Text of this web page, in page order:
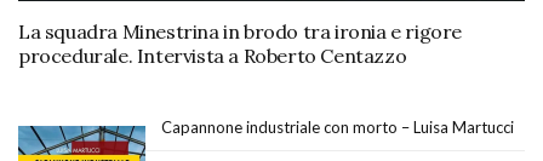
La squadra Minestrina in brodo tra ironia e rigore
procedurale. Intervista a Roberto Centazzo
Capannone industriale con morto – Luisa Martucci